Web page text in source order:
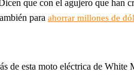
que con el agujero que han
para ahorrar millones de
de esta moto eléctrica de White